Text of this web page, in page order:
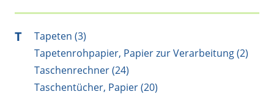
T
Tapeten (3)
Tapetenrohpapier, Papier zur Verarbeitung (2)
Taschenrechner (24)
Taschentücher, Papier (20)